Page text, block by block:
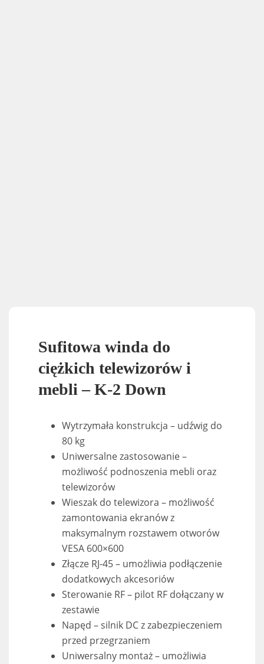
Sufitowa winda do
ciężkich telewizorów i
mebli – K-2 Down
Wytrzymała konstrukcja – udźwig do
80 kg
Uniwersalne zastosowanie –
możliwość podnoszenia mebli oraz
telewizorów
Wieszak do telewizora – możliwość
zamontowania ekranów z
maksymalnym rozstawem otworów
VESA 600×600
Złącze RJ-45 – umożliwia podłączenie
dodatkowych akcesoriów
Sterowanie RF – pilot RF dołączany w
zestawie
Napęd – silnik DC z zabezpieczeniem
przed przegrzaniem
Uniwersalny montaż – umożliwia